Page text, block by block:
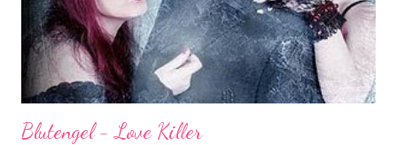
solía ser Quiero mi inocencia de regreso Quiero mi inocencia de
regreso Quiero mi inocencia de regreso INGLES: I WANT...
Blutengel - Love Killer